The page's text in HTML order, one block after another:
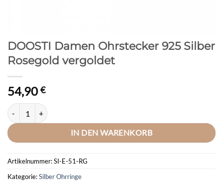
DOOSTI Damen Ohrstecker 925 Silber
Rosegold vergoldet
54,90€
DOOSTI Damen Ohrstecker 925 Silber Rosegold vergoldet Menge
IN DEN WARENKORB
Artikelnummer:SI-E-51-RG
Kategorie:Silber Ohrringe